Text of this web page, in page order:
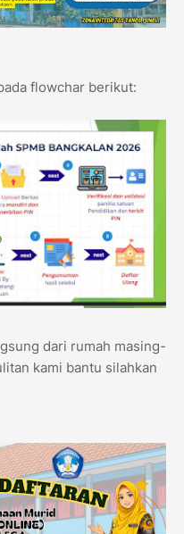
flowchar berikut:
dari rumah masing-
kami bantu silahkan